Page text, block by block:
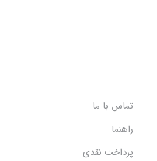
تماس با ما
راهنما
پرداخت نقدی